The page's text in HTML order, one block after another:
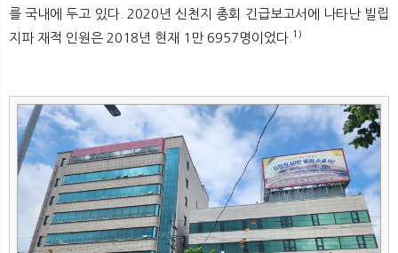
를 국내에 두고 있다. 2020년 신천지 총회 긴급보고서에 나타난 빌립
지파 재적 인원은 2018년 현재 1만 6957명이었다. 1)